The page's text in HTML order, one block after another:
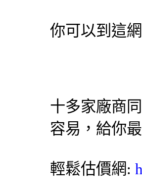
你可以到這
十多家廠商
容易，給你
輕鬆估價網: